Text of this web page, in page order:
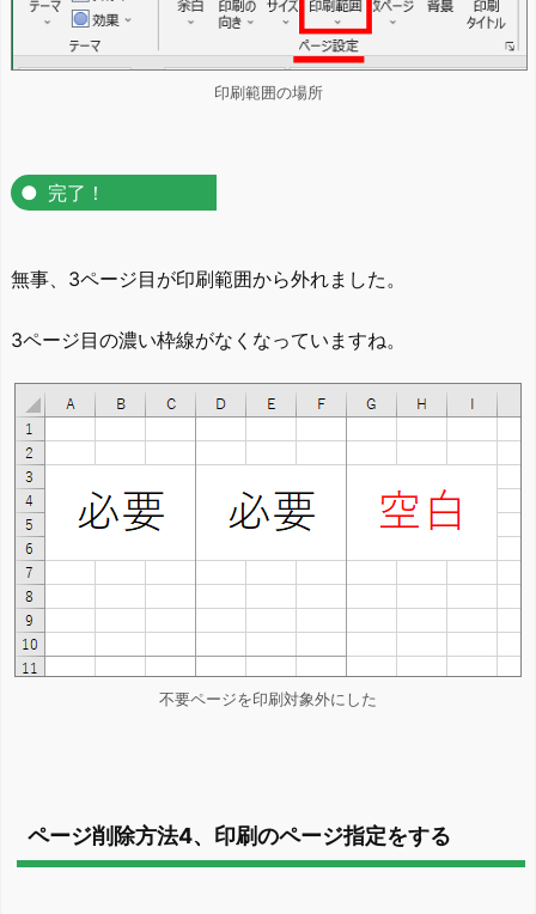
印刷範囲の場所
完了！
無事、3ページ目が印刷範囲から外れました。
3ページ目の濃い枠線がなくなっていますね。
不要ページを印刷対象外にした
ページ削除方法4、印刷のページ指定をする